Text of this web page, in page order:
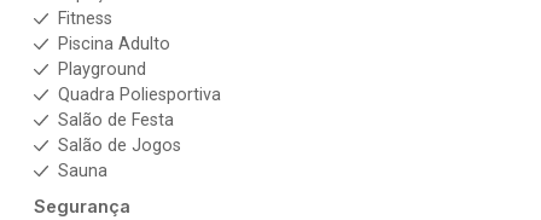
Fitness
Piscina Adulto
Playground
Quadra Poliesportiva
Salão de Festa
Salão de Jogos
Sauna
Segurança